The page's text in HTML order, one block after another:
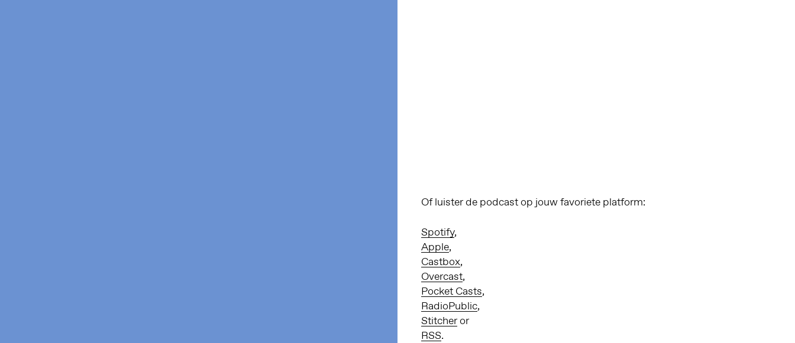
Of luister de podcast op jouw favoriete platform:
Spotify,
Apple,
Castbox,
Overcast,
Pocket Casts,
RadioPublic,
Stitcheror
RSS.